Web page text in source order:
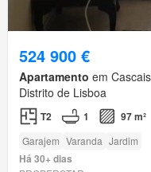
524 900 €
Apartamento em
Distrito de Lisboa
T2 1 97 m²
Garajem Varanda Jardim
Há 30+ dias